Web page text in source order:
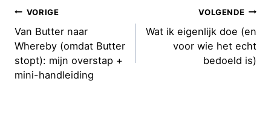
Bericht
navigatie
VORIGE
Van Butter naar
Whereby (omdat Butter
stopt): mijn overstap +
mini-handleiding
VOLGENDE
Wat ik eigenlijk doe (en
voor wie het echt
bedoeld is)